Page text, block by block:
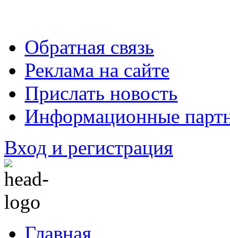
Обратная связь
Реклама на сайте
Прислать новость
Информационные
Вход и регистрация
Главная